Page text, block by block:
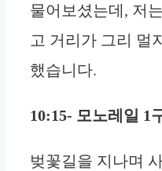
물어보셨는데, 저
고 거리가 그리 멀
했습니다.
10:15- 모노레일 1
벚꽃길을 지나며